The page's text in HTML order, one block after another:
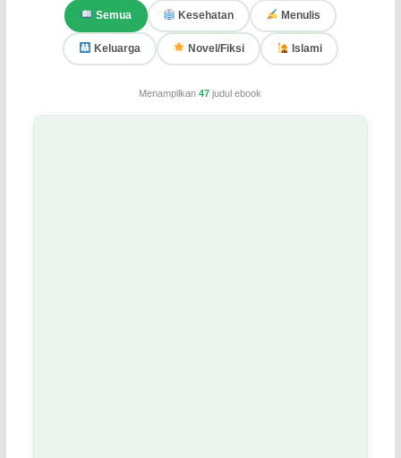
Semua Kesehatan Menulis
Keluarga Novel/Fiksi Islami
Menampilkan47 judul ebook